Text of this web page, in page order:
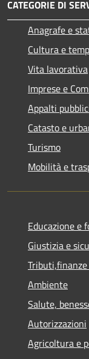
CATEGORIE DI
Anagrafe e
Cultura e
Vita lavorativa
Imprese e
Appalti
Catasto e
Turismo
Mobilità e
Educazione e
Giustizia e
Ambiente
Salute,
Autorizzazioni
Agricoltura e